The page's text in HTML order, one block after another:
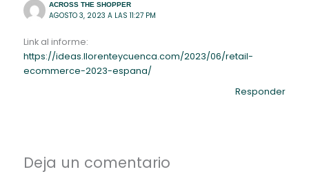
ACROSS THE SHOPPER
AGOSTO 3, 2023 A LAS 11:27 PM
Link al informe:
https://ideas.llorenteycuenca.com/2023/06/retail-
ecommerce-2023-espana/
Responder
Deja un comentario